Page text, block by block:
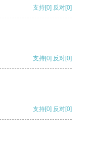
支持[0] 反对[0]
支持[0] 反对[0]
支持[0] 反对[0]